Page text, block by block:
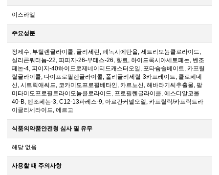
이스라엘
주요성분
정제수, 부틸렌글라이콜, 글리세린, 페녹시에탄올, 세트리모늄클로라이드,
실리콘쿼터늄-22, 피피지-26-부테스-26, 향료, 하이드록시아세토페논, 벤조
페논-4, 피이지-40하이드로제네이티드캐스터오일, 포타슘솔베이트, 카프릴
릴글라이콜, 다이프로필렌글라이콜, 폴리글리세릴-3카프레이트, 클로페네
신, 시트릭애씨드, 코카미도프로필베타인, 카르노신, 해바라기씨추출물, 팔
미타미도프로필트라이모늄클로라이드, 프로필렌글라이콜, 에스디알코올
40-B, 벤조페논-3, C12-13파레스-9, 아르간커넬오일, 카프릴릭/카프릭트라
이글리세라이드, 에르고
식품의약품안전청 심사 필 유무
해당 없음
사용할 때 주의사항